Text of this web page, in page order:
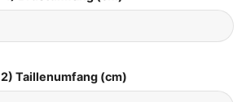
2) Taillenumfang (cm)